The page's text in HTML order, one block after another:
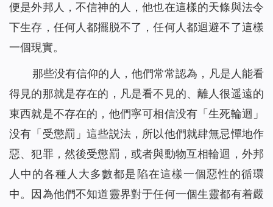
便是外邦人，不信神的人，他也在這樣的天條與法令
下生存，任何人都擺脱不了，任何人都迴避不了這樣
一個現實。
那些没有信仰的人，他們常常認為，凡是人能看
得見的那就是存在的，凡是看不見的、離人很遥遠的
東西就是不存在的，他們寧可相信没有「生死輪迴」
没有「受懲罰」這些説法，所以他們就肆無忌憚地作
惡、犯罪，然後受懲罰，或者與動物互相輪迴，外邦
人中的各種人大多數都是陷在這樣一個惡性的循環
中。因為他們不知道靈界對于任何一個生靈都有着嚴